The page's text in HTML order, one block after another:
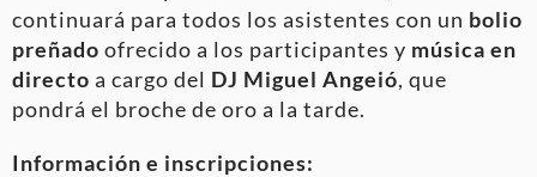
continuará para todos los asistentes con un bolio
preñado ofrecido a los participantes y música en
directo a cargo del DJ Miguel Angeió, que
pondrá el broche de oro a la tarde.
Información e inscripciones: